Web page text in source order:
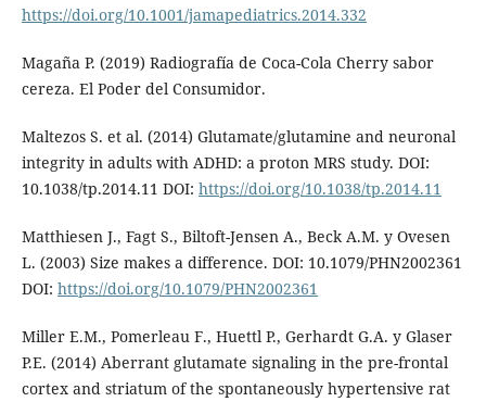
https://doi.org/10.1001/jamapediatrics.2014.332
Magaña P. (2019) Radiografía de Coca-Cola Cherry sabor
cereza. El Poder del Consumidor.
Maltezos S. et al. (2014) Glutamate/glutamine and neuronal
integrity in adults with ADHD: a proton MRS study. DOI:
10.1038/tp.2014.11 DOI: https://doi.org/10.1038/tp.2014.11
Matthiesen J., Fagt S., Biltoft-Jensen A., Beck A.M. y Ovesen
L. (2003) Size makes a difference. DOI: 10.1079/PHN2002361
DOI: https://doi.org/10.1079/PHN2002361
Miller E.M., Pomerleau F., Huettl P., Gerhardt G.A. y Glaser
P.E. (2014) Aberrant glutamate signaling in the pre-frontal
cortex and striatum of the spontaneously hypertensive rat